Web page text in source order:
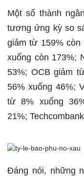
Một số thành
tương ứng kỳ so
giảm từ 159% còn
xuống còn 173%;
53%; OCB giảm
56% xuống 46%;
từ 8% xuống
21%;
Đáng nói, những